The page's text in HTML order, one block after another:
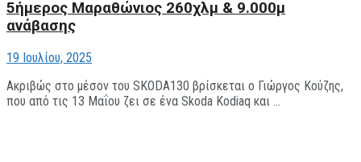
5ήμερος Μαραθώνιος 260χλμ & 9.000μ
ανάβασης
19 Ιουλίου, 2025
Ακριβώς στο μέσον του SKODA130 βρίσκεται ο Γιώργος Κούζης,
που από τις 13 Μαΐου ζει σε ένα Skoda Kodiaq και ...